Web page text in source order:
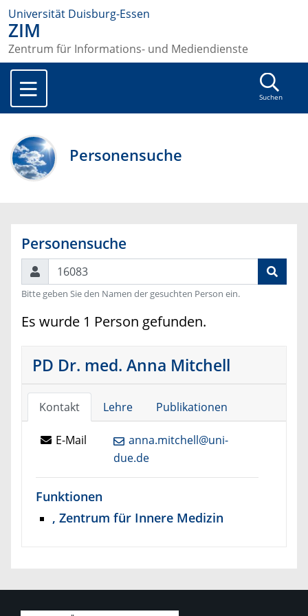
Universität Duisburg-Essen
ZIM
Zentrum für Informations- und Mediendienste
Suchen
Personensuche
Personensuche
Suchen
Bitte geben Sie den Namen der gesuchten Person ein.
Es wurde 1 Person gefunden.
PD Dr. med. Anna Mitchell
Kontakt Lehre Publikationen
E-Mail
anna.mitchell@uni-
due.de
Funktionen
, Zentrum für Innere Medizin